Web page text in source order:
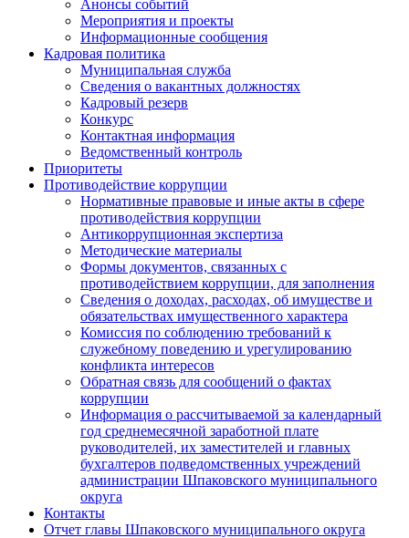
Анонсы событий
Мероприятия и проекты
Информационные сообщения
Кадровая политика
Муниципальная служба
Сведения о вакантных должностях
Кадровый резерв
Конкурс
Контактная информация
Ведомственный контроль
Приоритеты
Противодействие коррупции
Нормативные правовые и иные акты в сфере
противодействия коррупции
Антикоррупционная экспертиза
Методические материалы
Формы документов, связанных с
противодействием коррупции, для заполнения
Сведения о доходах, расходах, об имуществе и
обязательствах имущественного характера
Комиссия по соблюдению требований к
служебному поведению и урегулированию
конфликта интересов
Обратная связь для сообщений о фактах
коррупции
Информация о рассчитываемой за календарный
год среднемесячной заработной плате
руководителей, их заместителей и главных
бухгалтеров подведомственных учреждений
администрации Шпаковского муниципального
округа
Контакты
Отчет главы Шпаковского муниципального округа